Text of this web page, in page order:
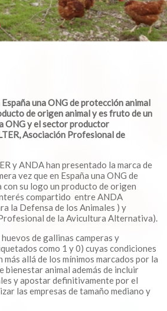
España una ONG de protección animal
de origen animal y es fruto de un
ONG y el sector productor
Asociación Profesional de
y ANDA han presentado la marca de
vez que en España una ONG de
su logo un producto de origen
compartido entre ANDA
la Defensa de los Animales ) y
de la Avicultura Alternativa).
de gallinas camperas y
como 1 y 0) cuyas condiciones
allá de los mínimos marcados por la
bienestar animal además de incluir
y apostar definitivamente por el
las empresas de tamaño mediano y